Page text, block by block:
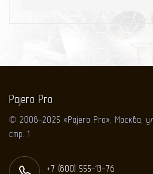
Pajero Pro
+7 (800) 555-13-76
© 2008-2025 «Pajero Pro», Москва,
стр. 1